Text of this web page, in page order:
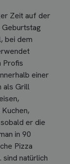
Zeit auf der
Geburtstag
bei dem
Profis
einer
als Grill
er die
in 90
Pizza
sind natürlich